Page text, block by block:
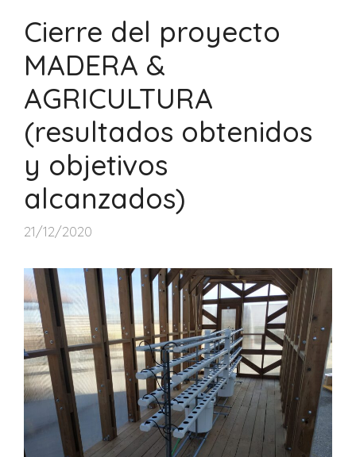
Cierre del proyecto
MADERA &
AGRICULTURA
(resultados obtenidos
y objetivos
alcanzados)
21/12/2020